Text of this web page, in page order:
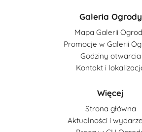
Galeria Ogrody
Mapa Galerii
Promocje w Galerii
Godziny otwarcia
Kontakt i
Więcej
Strona główna
Aktualności i